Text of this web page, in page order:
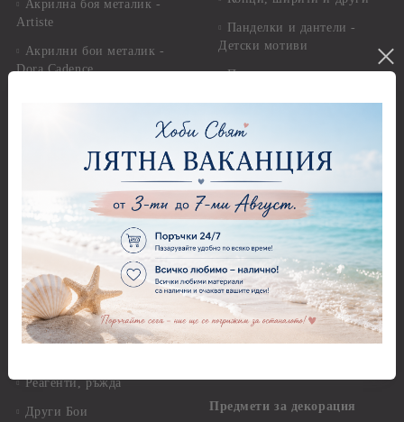
Акрилна боя металик -
Artiste
Акрилни бои металик -
Dora Cadence
Други - Акрилни, Маслени,
Алкохолни мастила и
Бои за стъкло, керамика и
стирофом
Бои за коприна и текстил
Бои за свещи Cadence
Солвентни бои, Патина
Реагенти, ръжда
Други Бои
Панделки и дантели -
Детски мотиви
Панделки и дантели -
Перли,камъчета и копчета
Перли
Камъчета
Копчета
Печати
Акрилни блокчета и
ръкохватки
Силиконови печати
Гумени печати
Предмети за декорация